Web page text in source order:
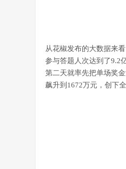
从花椒发布的大数据来
参与答题人次达到了9.2
第二天就率先把单场奖
飙升到1672万元，创下